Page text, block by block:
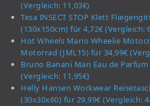
(Vergleich: 11,03€)
Tesa INSECT STOP Klett
(130x150cm) für 4,72€ (Vergleich:
Hot Wheels Mario Wheelie
Motorrad (JML15) für 34,99€
Bruno Banani Man Eau de
(Vergleich: 11,95€)
Helly Hansen Workwear
(30x30x60) für 29,99€ (Vergleich: